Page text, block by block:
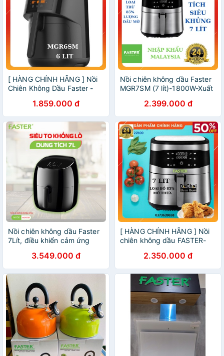
[ HÀNG CHÍNH HÃNG ] Nồi
Chiên Không Dầu Faster -
Hàng Nhập Khẩu -bh 24
tháng
1.859.000 đ
Nồi chiên không dầu Faster
MGR7SM (7 lít)-1800W-Xuất
hãng,nồi tốt,đẹp,giá rẻ-bảo
hành 12 tháng
2.399.000 đ
Nồi chiên không dầu Faster
7Lít, điều khiển cảm ứng
3.549.000 đ
[ HÀNG CHÍNH HÃNG ] Nồi
chiên không dầu FASTER-
-Điều Khiển Cảm Ứng -Hàng
Nhập Khẩu -BH 24 Tháng
2.350.000 đ